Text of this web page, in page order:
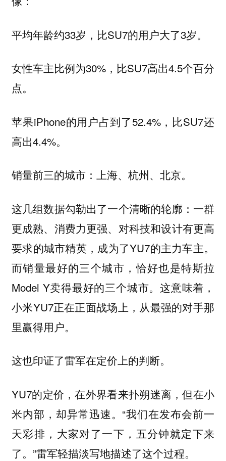
平均年龄约33岁，比SU7的用户大了3岁。
女性车主比例为30%，比SU7高出4.5个百分
点。
苹果iPhone的用户占到了52.4%，比SU7还
高出4.4%。
销量前三的城市：上海、杭州、北京。
这几组数据勾勒出了一个清晰的轮廓：一群
更成熟、消费力更强、对科技和设计有更高
要求的城市精英，成为了YU7的主力车主。
而销量最好的三个城市，恰好也是特斯拉
Model Y卖得最好的三个城市。这意味着，
小米YU7正在正面战场上，从最强的对手那
里赢得用户。
这也印证了雷军在定价上的判断。
YU7的定价，在外界看来扑朔迷离，但在小
米内部，却异常迅速。“我们在发布会前一
天彩排，大家对了一下，五分钟就定下来
了。”雷军轻描淡写地描述了这个过程。